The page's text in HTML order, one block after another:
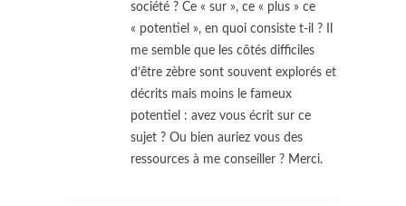
société ? Ce « sur », ce « plus » ce
« potentiel », en quoi consiste t-il ? Il
me semble que les côtés difficiles
d’être zèbre sont souvent explorés et
décrits mais moins le fameux
potentiel : avez vous écrit sur ce
sujet ? Ou bien auriez vous des
ressources à me conseiller ? Merci.